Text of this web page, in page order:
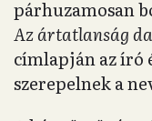
párhuzamosan
Az ártatlanság
címlapján az író
szerepelnek a